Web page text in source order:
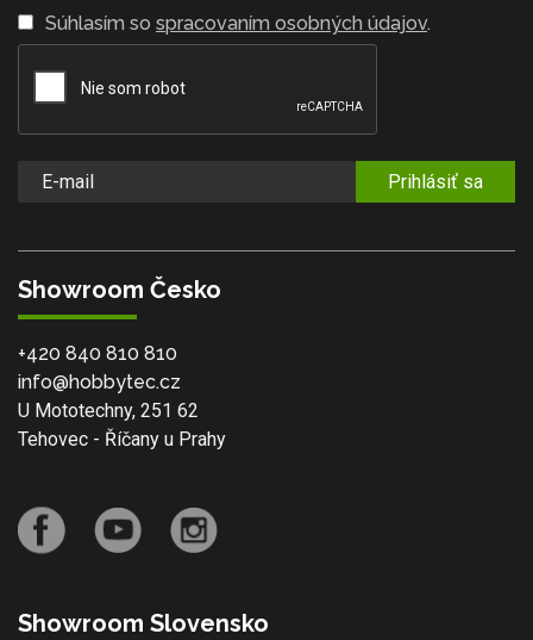
Súhlasím so spracovaním osobných údajov.
Prihlásiť sa
Showroom Česko
+420 840 810 810
info@hobbytec.cz
U Mototechny, 251 62
Tehovec - Říčany u Prahy
Showroom Slovensko